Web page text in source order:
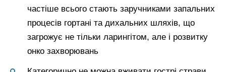
частіше всього стають заручниками запальних
процесів гортані та дихальних шляхів, що
загрожує не тільки ларингітом, але і розвитку
онко захворювань